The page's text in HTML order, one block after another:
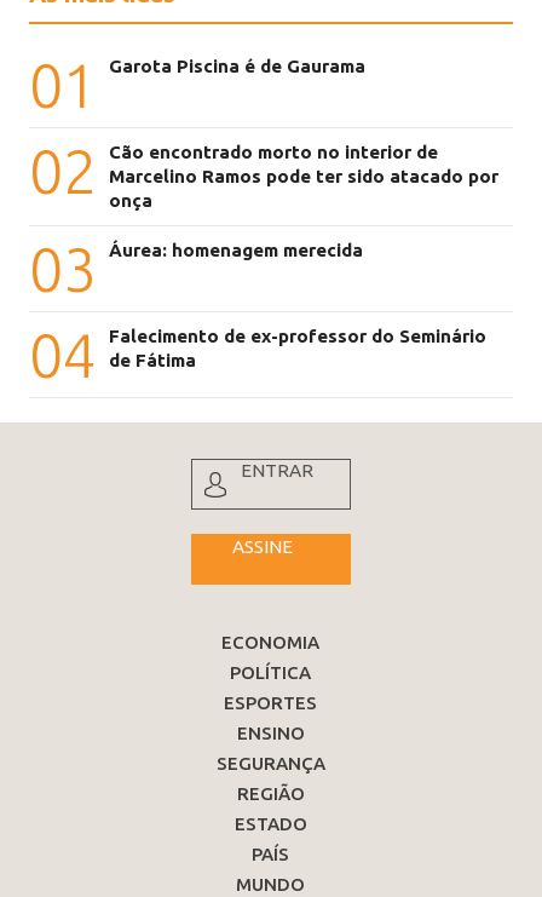
01 Garota Piscina é de Gaurama
02
Cão encontrado morto no interior de
Marcelino Ramos pode ter sido atacado por
onça
03 Áurea: homenagem merecida
04
Falecimento de ex-professor do Seminário
de Fátima
ENTRAR
ASSINE
ECONOMIA
POLÍTICA
ESPORTES
ENSINO
SEGURANÇA
REGIÃO
ESTADO
PAÍS
MUNDO